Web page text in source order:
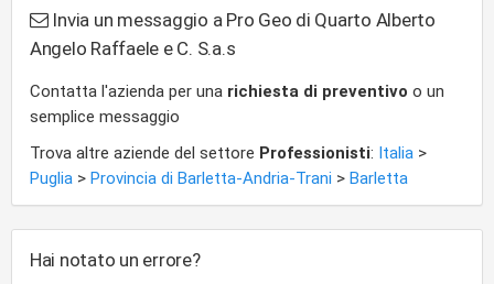
Invia un messaggio a Pro Geo di Quarto Alberto
Angelo Raffaele e C. S.a.s
Contatta l'azienda per una richiesta di preventivo o un
semplice messaggio
Trova altre aziende del settore Professionisti: Italia >
Puglia > Provincia di Barletta-Andria-Trani > Barletta
Hai notato un errore?